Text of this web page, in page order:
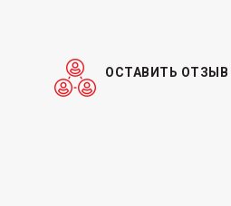
ОСТАВИТЬ ОТЗЫВ